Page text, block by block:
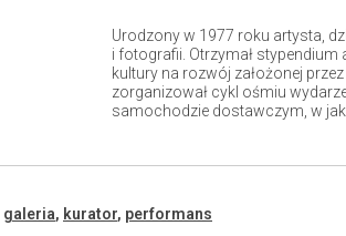
Urodzony w 1977 roku artysta,
i fotografii. Otrzymał
kultury na rozwój założonej
zorganizował cykl ośmiu
samochodzie dostawczym, w
galeria, kurator, performans